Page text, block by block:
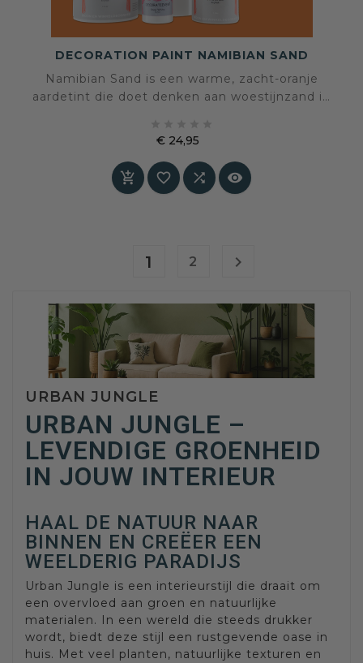
DECORATION PAINT NAMIBIAN SAND
Namibian Sand is een warme, zacht-oranje
aardetint die doet denken aan woestijnzand in
ruimte. Een levendige maar ingetogen kleur
voor wie warmte, natuurlijke elegantie en
wereldse flair zoekt.
€ 24,95
   
1 2 
URBAN JUNGLE
URBAN JUNGLE –
LEVENDIGE GROENHEID
IN JOUW INTERIEUR
HAAL DE NATUUR NAAR
BINNEN EN CREËER EEN
WEELDERIG PARADIJS
Urban Jungle is een interieurstijl die draait om
een overvloed aan groen en natuurlijke
materialen. In een wereld die steeds drukker
wordt, biedt deze stijl een rustgevende oase in
huis. Met veel planten, natuurlijke texturen en